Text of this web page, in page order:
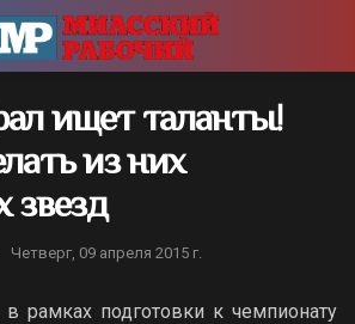
ищет таланты!
из них
звезд
Четверг, 09 апреля 2015 г.
рамках подготовки к чемпионату